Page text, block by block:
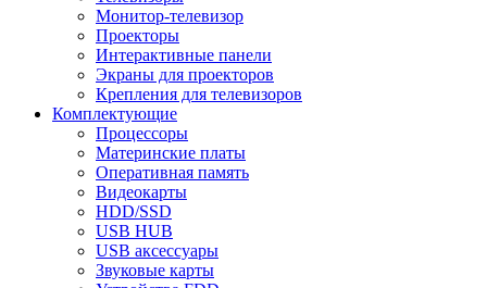
Монитор-телевизор
Проекторы
Интерактивные панели
Экраны для проекторов
Крепления для телевизоров
Комплектующие
Процессоры
Материнские платы
Оперативная память
Видеокарты
HDD/SSD
USB HUB
USB аксессуары
Звуковые карты